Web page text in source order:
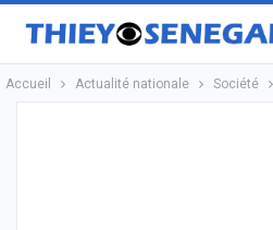
Accueil Actualité nationale Société